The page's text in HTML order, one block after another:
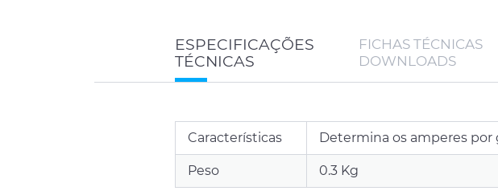
ESPECIFICAÇÕES
TÉCNICAS
FICHAS TÉCNICAS
DOWNLOADS
Características Determina os amperes por
Peso 0.3 Kg